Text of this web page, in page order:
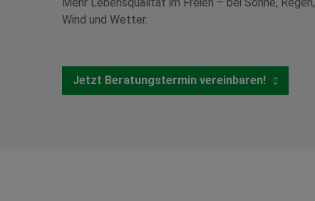
Wind und Wetter.
Jetzt Beratungstermin vereinbaren!